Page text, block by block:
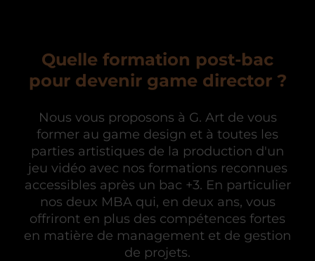
Quelle formation post-bac
pour devenir game director ?
Nous vous proposons à G. Art de vous
former au game design et à toutes les
parties artistiques de la production d'un
jeu vidéo avec nos formations reconnues
accessibles après un bac +3. En particulier
nos deux MBA qui, en deux ans, vous
offriront en plus des compétences fortes
en matière de management et de gestion
de projets.